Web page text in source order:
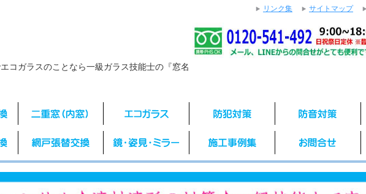
コガラスのことなら一級ガラス技能士の『窓名
リンク集 サイトマップ